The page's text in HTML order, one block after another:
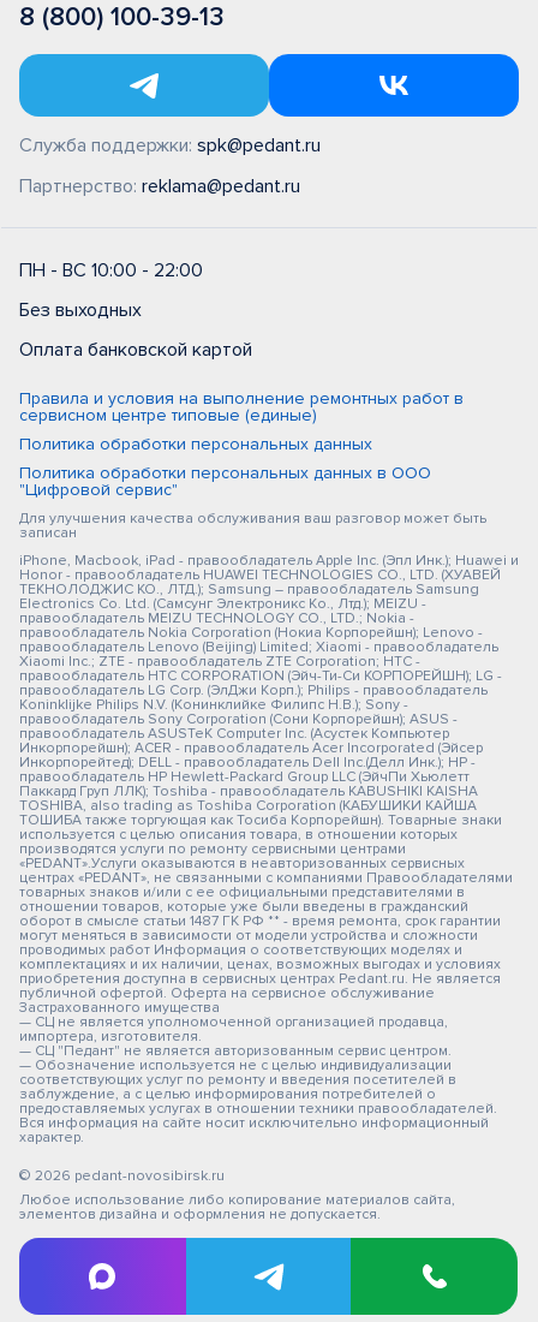
8 (800) 100-39-13
Служба поддержки: spk@pedant.ru
Партнерство: reklama@pedant.ru
ПН - ВС 10:00 - 22:00
Без выходных
Оплата банковской картой
Правила и условия на выполнение ремонтных работ в
сервисном центре типовые (единые)
Политика обработки персональных данных
Политика обработки персональных данных в ООО
"Цифровой сервис"
Для улучшения качества обслуживания ваш разговор может быть
записан
iPhone, Macbook, iPad - правообладатель Apple Inc. (Эпл Инк.); Huawei и
Honor - правообладатель HUAWEI TECHNOLOGIES CO., LTD. (ХУАВЕЙ
ТЕКНОЛОДЖИС КО., ЛТД.); Samsung – правообладатель Samsung
Electronics Co. Ltd. (Самсунг Электроникс Ко., Лтд.); MEIZU -
правообладатель MEIZU TECHNOLOGY CO., LTD.; Nokia -
правообладатель Nokia Corporation (Нокиа Корпорейшн); Lenovo -
правообладатель Lenovo (Beijing) Limited; Xiaomi - правообладатель
Xiaomi Inc.; ZTE - правообладатель ZTE Corporation; HTC -
правообладатель HTC CORPORATION (Эйч-Ти-Си КОРПОРЕЙШН); LG -
правообладатель LG Corp. (ЭлДжи Корп.); Philips - правообладатель
Koninklijke Philips N.V. (Конинклийке Филипс Н.В.); Sony -
правообладатель Sony Corporation (Сони Корпорейшн); ASUS -
правообладатель ASUSTeK Computer Inc. (Асустек Компьютер
Инкорпорейшн); ACER - правообладатель Acer Incorporated (Эйсер
Инкорпорейтед); DELL - правообладатель Dell Inc.(Делл Инк.); HP -
правообладатель HP Hewlett-Packard Group LLC (ЭйчПи Хьюлетт
Паккард Груп ЛЛК); Toshiba - правообладатель KABUSHIKI KAISHA
TOSHIBA, also trading as Toshiba Corporation (КАБУШИКИ КАЙША
ТОШИБА также торгующая как Тосиба Корпорейшн). Товарные знаки
используется с целью описания товара, в отношении которых
производятся услуги по ремонту сервисными центрами
«PEDANT».Услуги оказываются в неавторизованных сервисных
центрах «PEDANT», не связанными с компаниями Правообладателями
товарных знаков и/или с ее официальными представителями в
отношении товаров, которые уже были введены в гражданский
оборот в смысле статьи 1487 ГК РФ ** - время ремонта, срок гарантии
могут меняться в зависимости от модели устройства и сложности
проводимых работ Информация о соответствующих моделях и
комплектациях и их наличии, ценах, возможных выгодах и условиях
приобретения доступна в сервисных центрах Pedant.ru. Не является
публичной офертой. Оферта на сервисное обслуживание
Застрахованного имущества
— СЦ не является уполномоченной организацией продавца,
импортера, изготовителя.
— СЦ "Педант" не является авторизованным сервис центром.
— Обозначение используется не с целью индивидуализации
соответствующих услуг по ремонту и введения посетителей в
заблуждение, а с целью информирования потребителей о
предоставляемых услугах в отношении техники правообладателей.
Вся информация на сайте носит исключительно информационный
характер.
© 2026 pedant-novosibirsk.ru
Любое использование либо копирование материалов сайта,
элементов дизайна и оформления не допускается.